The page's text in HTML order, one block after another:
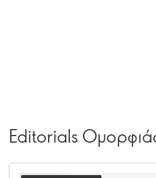
Editorials